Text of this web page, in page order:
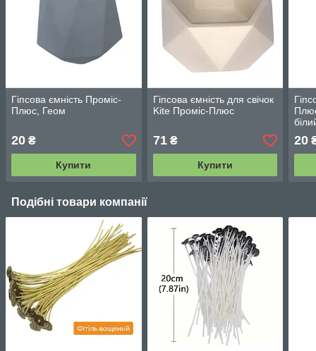
Гіпсова ємність Проміс-
Плюс, Геом
20 ₴
Купити
Гіпсова ємність для свічок
Kite Проміс-Плюс
71₴
Купити
20
Подібні товари компанії